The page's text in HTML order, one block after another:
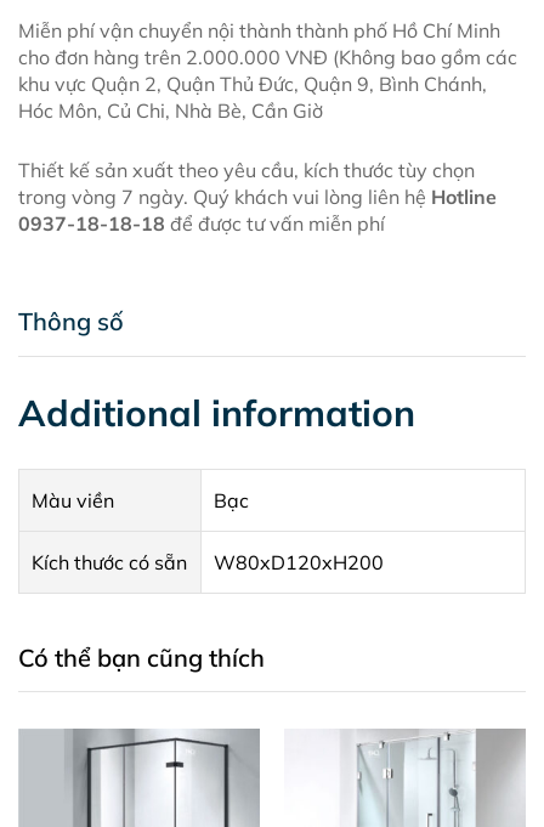
Miễn phí vận chuyển nội thành thành phố Hồ Chí Minh
cho đơn hàng trên 2.000.000 VNĐ (Không bao gồm các
khu vực Quận 2, Quận Thủ Đức, Quận 9, Bình Chánh,
Hóc Môn, Củ Chi, Nhà Bè, Cần Giờ
Thiết kế sản xuất theo yêu cầu, kích thước tùy chọn
trong vòng 7 ngày. Quý khách vui lòng liên hệ Hotline
0937-18-18-18 để được tư vấn miễn phí
Thông số
Additional information
Màu viền Bạc
Kích thước có sẵn W80xD120xH200
Có thể bạn cũng thích